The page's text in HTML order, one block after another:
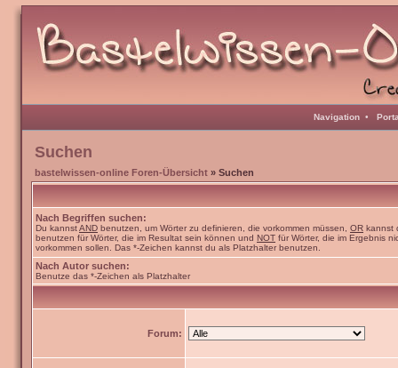
Navigation •
Suchen
bastelwissen-online Foren-Übersicht » Suchen
Nach Begriffen suchen:
Du kannstAND benutzen, um Wörter zu definieren, die vorkommen müssen, OR kannst
benutzen für Wörter, die im Resultat sein können und NOT für Wörter, die im Ergebnis
vorkommen sollen. Das *-Zeichen kannst du als Platzhalter benutzen.
Nach Autor suchen:
Benutze das *-Zeichen als Platzhalter
Forum: